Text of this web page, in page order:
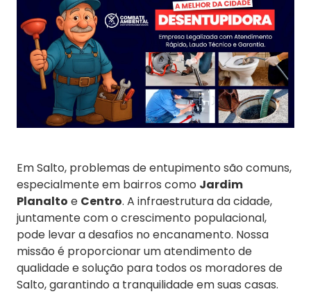
Em Salto, problemas de entupimento são comuns,
especialmente em bairros como Jardim
Planalto e Centro. A infraestrutura da cidade,
juntamente com o crescimento populacional,
pode levar a desafios no encanamento. Nossa
missão é proporcionar um atendimento de
qualidade e solução para todos os moradores de
Salto, garantindo a tranquilidade em suas casas.